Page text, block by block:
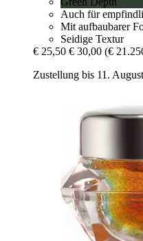
Auch für
Mit aufbaubarer
Seidige Textur
€ 25,50 € 30,00 (€
Zustellung bis 11. August